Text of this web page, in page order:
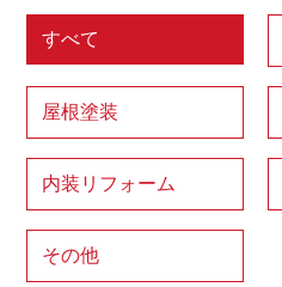
すべて
屋根塗装
内装リフォーム
その他